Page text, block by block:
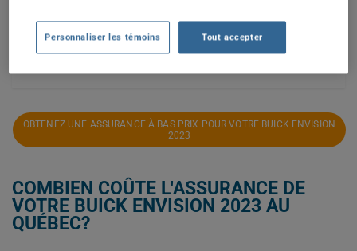
1 200$
OBTENEZ UNE ASSURANCE À BAS PRIX POUR VOTRE BUICK ENVISION
2023
COMBIEN COÛTE L'ASSURANCE DE
VOTRE BUICK ENVISION 2023 AU
QUÉBEC?
Personnaliser les témoins Tout accepter